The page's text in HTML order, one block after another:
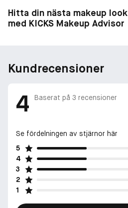
Hitta din nästa makeup look
med KICKS Makeup Advisor
Kundrecensioner
4 Baserat på 3 recensioner
Se fördelningen av stjärnor här
5
4
3
2
1